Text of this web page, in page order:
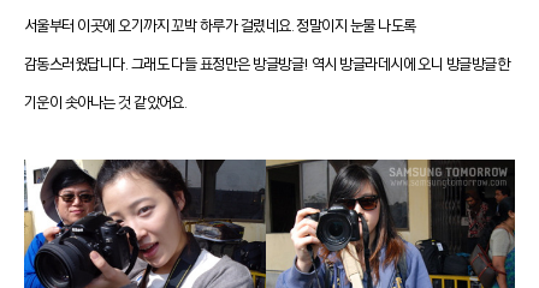
서울부터 이곳에 오기까지 꼬박 하루가 걸렸네요. 정말이지 눈물 나도록
감동스러웠답니다. 그래도 다들 표정만은 방글방글! 역시 방글라데시에 오니 방글방글한
기운이 솟아나는 것 같았어요.